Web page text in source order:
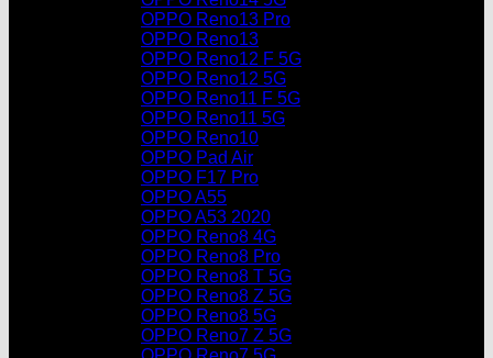
OPPO Reno13 Pro
OPPO Reno13
OPPO Reno12 F 5G
OPPO Reno12 5G
OPPO Reno11 F 5G
OPPO Reno11 5G
OPPO Reno10
OPPO Pad Air
OPPO F17 Pro
OPPO A55
OPPO A53 2020
OPPO Reno8 4G
OPPO Reno8 Pro
OPPO Reno8 T 5G
OPPO Reno8 Z 5G
OPPO Reno8 5G
OPPO Reno7 Z 5G